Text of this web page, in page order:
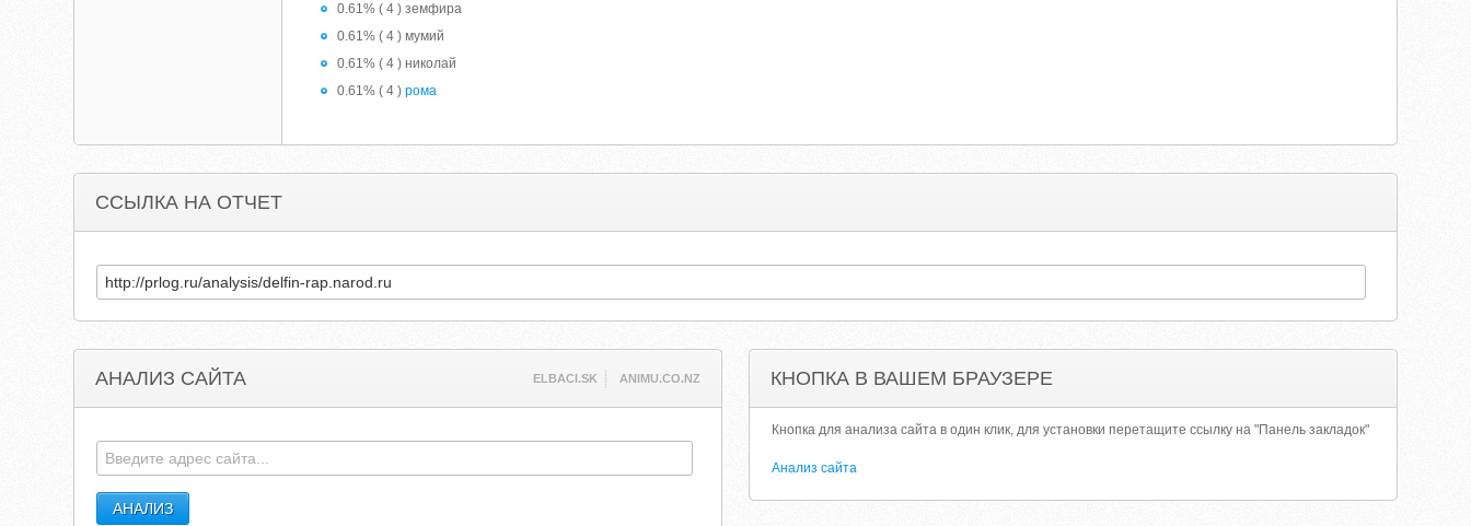
0.61% ( 4 ) земфира
0.61% ( 4 ) мумий
0.61% ( 4 ) николай
0.61% ( 4 )рома
ССЫЛКА НА ОТЧЕТ
АНАЛИЗ САЙТА ELBACI.SK ANIMU.CO.NZ КНОПКА В ВАШЕМ БРАУЗЕРЕ
Кнопка для анализа сайта в один клик, для установки перетащите ссылку на "Панель закладок"
Анализ сайта